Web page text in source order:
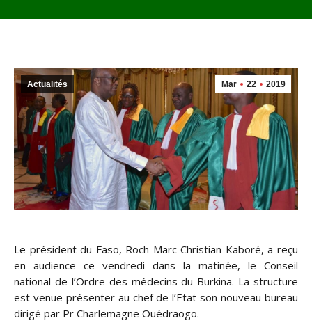
Mar 22 2019
Actualités
Le président du Faso, Roch Marc Christian Kaboré, a reçu
en audience ce vendredi dans la matinée, le Conseil
national de l’Ordre des médecins du Burkina. La structure
est venue présenter au chef de l’Etat son nouveau bureau
dirigé par Pr Charlemagne Ouédraogo.